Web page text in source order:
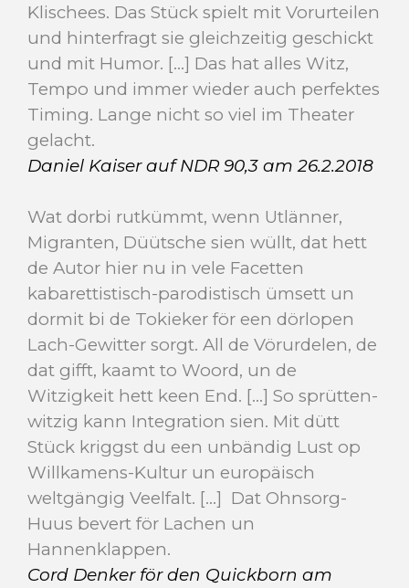
Klischees. Das Stück spielt mit Vorurteilen
und hinterfragt sie gleichzeitig geschickt
und mit Humor. [...] Das hat alles Witz,
Tempo und immer wieder auch perfektes
Timing. Lange nicht so viel im Theater
gelacht.
Daniel Kaiser auf NDR 90,3 am 26.2.2018
Wat dorbi rutkümmt, wenn Utlänner,
Migranten, Düütsche sien wüllt, dat hett
de Autor hier nu in vele Facetten
kabarettistisch-parodistisch ümsett un
dormit bi de Tokieker för een dörlopen
Lach-Gewitter sorgt. All de Vörurdelen, de
dat gifft, kaamt to Woord, un de
Witzigkeit hett keen End. [...] So sprütten-
witzig kann Integration sien. Mit dütt
Stück kriggst du een unbändig Lust op
Willkamens-Kultur un europäisch
weltgängig Veelfalt. [...] Dat Ohnsorg-
Huus bevert för Lachen un
Hannenklappen.
Cord Denker för den Quickborn am